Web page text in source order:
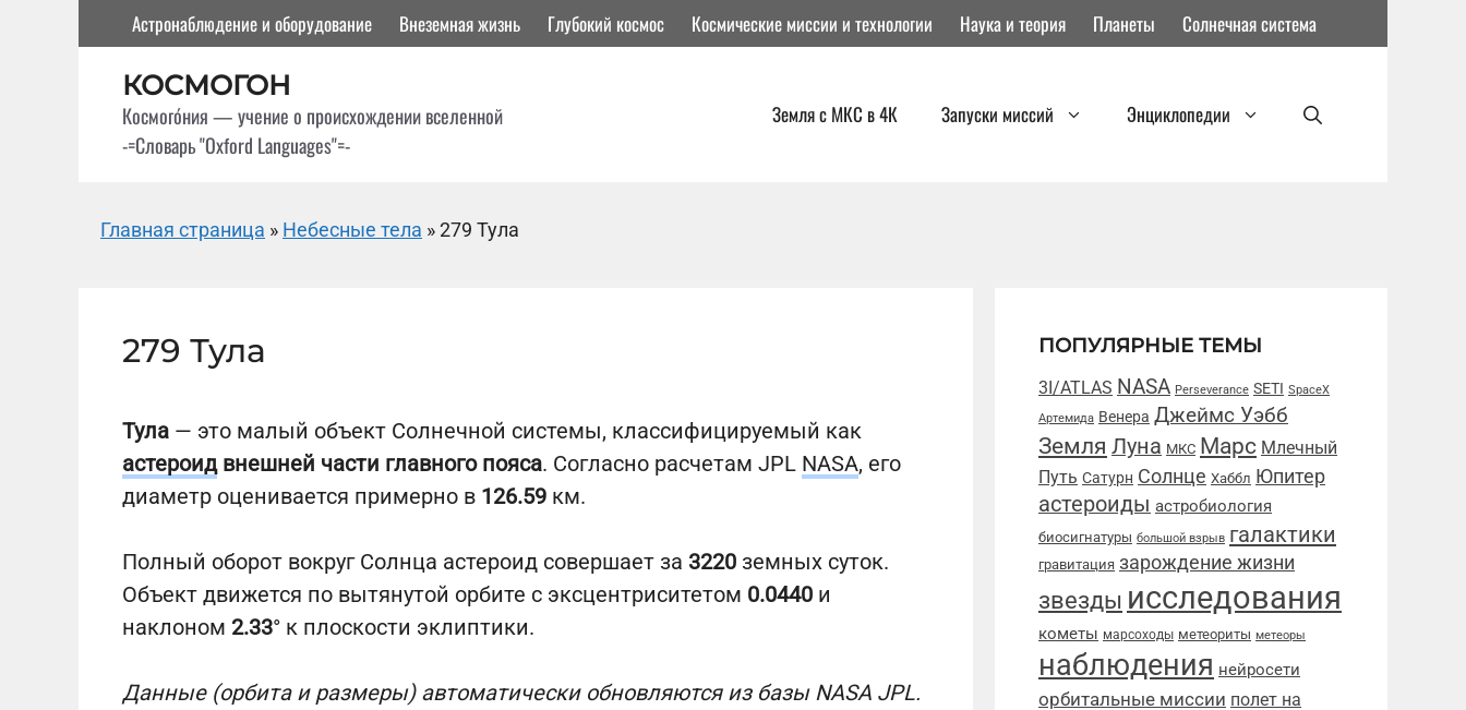
содержимому
Астронаблюдение и оборудование Внеземная жизнь Глубокий космос Космические миссии и технологии Наука и теория Планеты Солнечная система
КОСМОГОН
Космого́ния — учение о происхождении вселенной
-=Словарь "Oxford Languages"=-
Земля с МКС в 4К Запуски миссий Энциклопедии
Главная страница » Небесные тела »279 Тула
279 Тула
Тула — это малый объект Солнечной системы, классифицируемый как
астероидвнешней части главного пояса. Согласно расчетам JPL NASA, его
диаметр оценивается примерно в 126.59 км.
Полный оборот вокруг Солнца астероид совершает за 3220 земных суток.
Объект движется по вытянутой орбите с эксцентриситетом 0.0440 и
наклоном 2.33° к плоскости эклиптики.
Данные (орбита и размеры) автоматически обновляются из базы NASA JPL.
ПОПУЛЯРНЫЕ ТЕМЫ
3I/ATLAS NASA Perseverance SETI SpaceX
Артемида Венера Джеймс Уэбб
Земля Луна МКС Марс Млечный
Путь Сатурн Солнце Хаббл Юпитер
астероиды астробиология
биосигнатуры большой взрыв галактики
гравитация зарождение жизни
звезды исследования
кометы марсоходы метеориты метеоры
наблюдения нейросети
орбитальные миссии полет на